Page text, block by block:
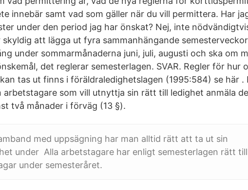
innebär samt vad som gäller när du vill permittera. Har
under den period jag har önskat? Nej, inte
skyldig att lägga ut fyra sammanhängande
under sommarmånaderna juni, juli, augusti och ska om
det reglerar semesterlagen. SVAR. Regler för hur
tas ut finns i föräldraledighetslagen (1995:584) se här .
arbetstagare som vill utnyttja sin rätt till ledighet anmäla
två månader i förväg (13 §).
med uppsägning har man alltid rätt att ta ut sin
under Alla arbetstagare har enligt semesterlagen rätt
under semesteråret.